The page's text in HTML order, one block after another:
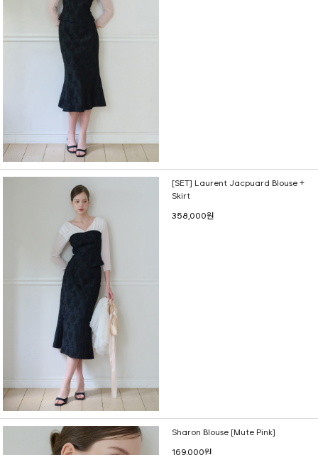
[SET] Laurent Jacpuard Blouse +
Skirt
358,000원
Sharon Blouse [Mute Pink]
169,000원